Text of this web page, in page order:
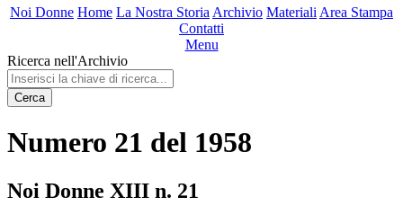
Noi Donne Home La Nostra Storia Archivio Materiali Area Stampa
Contatti
Menu
Ricerca nell'Archivio
Cerca
Numero 21 del 1958
Noi Donne XIII n. 21